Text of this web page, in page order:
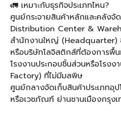
🚛 เหมาะกับธุรกิจประเภทไหน?
ศูนย์กระจายสินค้าหลักและคลังจั
Distribution Center &
สำนักงานใหญ่ (Headquarter)
หรือบริษัทโลจิสติกส์ที่ต้องการพื้
โรงงานประกอบชิ้นส่วนหรือโรง
Factory) ที่ไม่มีมลพิษ
ศูนย์กลางจัดเก็บสินค้าประเภทอุ
หรือเวชภัณฑ์ ย่านชานเมืองกรุง